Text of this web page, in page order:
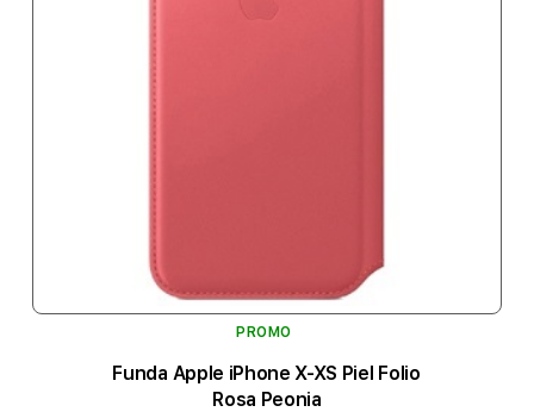
PROMO
Funda Apple iPhone X-XS Piel Folio
Rosa Peonia